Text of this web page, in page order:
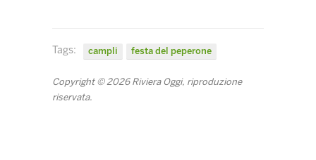
Tags: campli festa del peperone
Copyright © 2026 Riviera Oggi, riproduzione
riservata.